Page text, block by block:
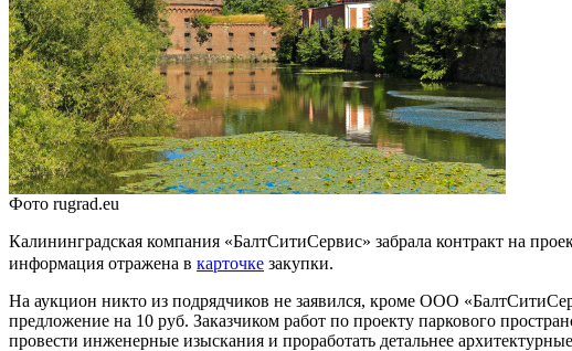
Фото rugrad.eu
Калининградская компания «БалтСитиСервис» забрала контракт на
информация отражена в карточке закупки.
На аукцион никто из подрядчиков не заявился, кроме ООО
предложение на 10 руб. Заказчиком работ по проекту паркового
провести инженерные изыскания и проработать детальнее